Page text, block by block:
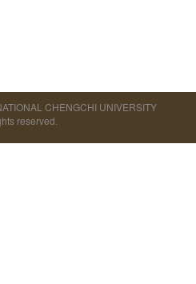
CHENGCHI UNIVERSITY
reserved.